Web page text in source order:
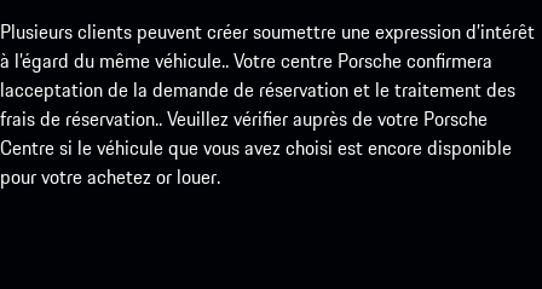
Plusieurs clients peuvent créer soumettre une expression d’intérêt
à l’égard du même véhicule.. Votre centre Porsche confirmera
lacceptation de la demande de réservation et le traitement des
frais de réservation.. Veuillez vérifier auprès de votre Porsche
Centre si le véhicule que vous avez choisi est encore disponible
pour votre achetez or louer.